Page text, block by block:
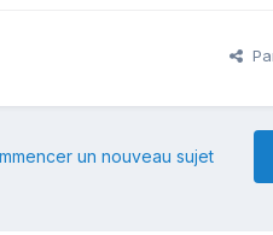
un nouveau sujet